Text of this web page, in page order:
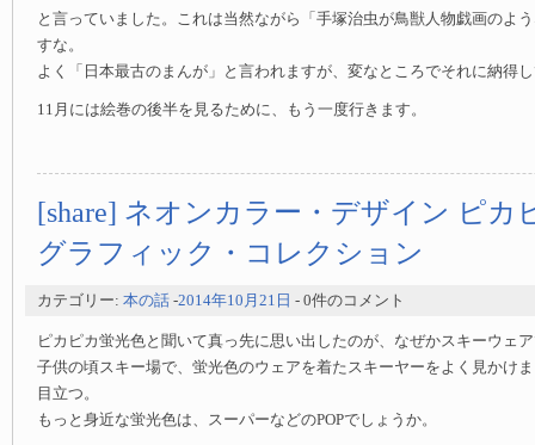
と言っていました。これは当然ながら「手塚治虫が鳥獣人物戯画のよ
すな。
よく「日本最古のまんが」と言われますが、変なところでそれに納得
11月には絵巻の後半を見るために、もう一度行きます。
[share] ネオンカラー・デザイン ピカ
グラフィック・コレクション
カテゴリー: 本の話 -2014年10月21日 - 0件のコメント
ピカピカ蛍光色と聞いて真っ先に思い出したのが、なぜかスキーウェ
子供の頃スキー場で、蛍光色のウェアを着たスキーヤーをよく見かけ
目立つ。
もっと身近な蛍光色は、スーパーなどのPOPでしょうか。